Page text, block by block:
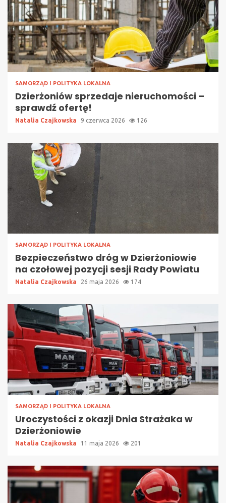
SAMORZĄD I POLITYKA LOKALNA
Dzierżoniów sprzedaje nieruchomości –
sprawdź ofertę!
Natalia Czajkowska 9 czerwca 2026 126
SAMORZĄD I POLITYKA LOKALNA
Bezpieczeństwo dróg w Dzierżoniowie
na czołowej pozycji sesji Rady Powiatu
Natalia Czajkowska 26 maja 2026 174
SAMORZĄD I POLITYKA LOKALNA
Uroczystości z okazji Dnia Strażaka w
Dzierżoniowie
Natalia Czajkowska 11 maja 2026 201